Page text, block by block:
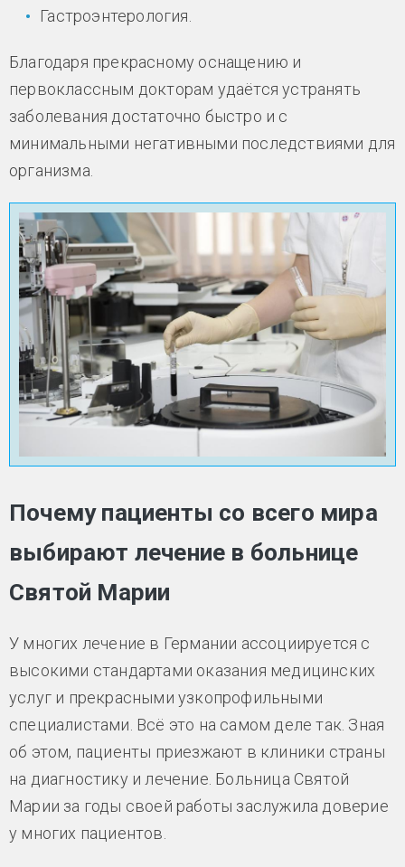
Гастроэнтерология.
Благодаря прекрасному оснащению и
первоклассным докторам удаётся устранять
заболевания достаточно быстро и с
минимальными негативными последствиями для
организма.
Почему пациенты со всего мира
выбирают лечение в больнице
Святой Марии
У многих лечение в Германии ассоциируется с
высокими стандартами оказания медицинских
услуг и прекрасными узкопрофильными
специалистами. Всё это на самом деле так. Зная
об этом, пациенты приезжают в клиники страны
на диагностику и лечение. Больница Святой
Марии за годы своей работы заслужила доверие
у многих пациентов.